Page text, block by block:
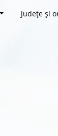
Județe și